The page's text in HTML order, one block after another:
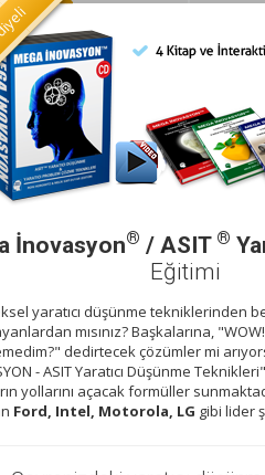
İnovasyon® / ASIT ®
Eğitimi
yaratıcı düşünme tekniklerinden
mısınız? Başkalarına,
dedirtecek çözümler mi
- ASIT Yaratıcı Düşünme
yollarını açacak formüller
Ford, Intel, Motorola, LG gibi lider